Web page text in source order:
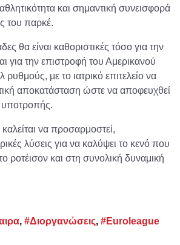
και σημαντική συνεισφορά
του παρκέ.
θα είναι καθοριστικές τόσο για την
για την επιστροφή του Αμερικανού
με το ιατρικό επιτελείο να
αποκατάσταση ώστε να αποφευχθεί
υποτροπής.
να προσαρμοστεί,
λύσεις για να καλύψει το κενό που
ροτέισον και στη συνολική δυναμική
, #Διοργανώσεις, #Euroleague